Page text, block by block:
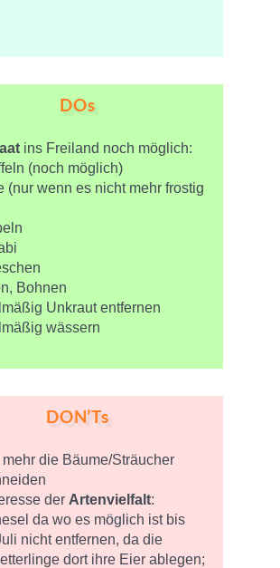
DOs
ins Freiland noch möglich:
(noch möglich)
(nur wenn es nicht mehr frostig
Bohnen
Unkraut entfernen
wässern
DON’Ts
mehr die Bäume/Sträucher
der Artenvielfalt:
da wo es möglich ist bis
nicht entfernen, da die
dort ihre Eier ablegen;